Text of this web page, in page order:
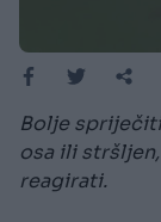
Bolje
osa ili
reagirati.